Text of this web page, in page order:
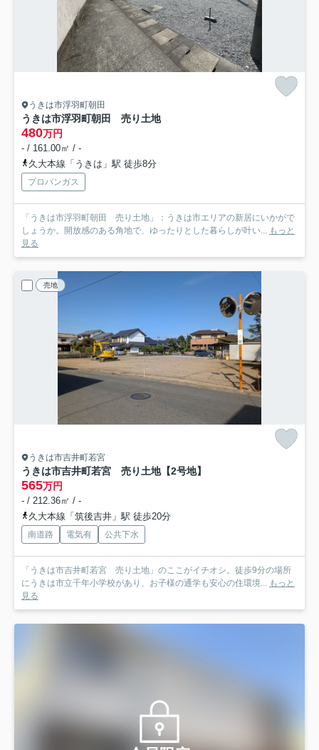
うきは市浮羽町朝田
うきは市浮羽町朝田 売り土地
480万円
- / 161.00㎡ / -
久大本線「うきは」駅 徒歩8分
プロパンガス
「うきは市浮羽町朝田 売り土地」：うきは市エリアの新居にいかがで
しょうか。開放感のある角地で、ゆったりとした暮らしが叶い... もっと
見る
売地
うきは市吉井町若宮
うきは市吉井町若宮 売り土地【2号地】
565万円
- / 212.36㎡ / -
久大本線「筑後吉井」駅 徒歩20分
南道路 電気有 公共下水
「うきは市吉井町若宮 売り土地」のここがイチオシ。徒歩9分の場所
にうきは市立千年小学校があり、お子様の通学も安心の住環境... もっと
見る